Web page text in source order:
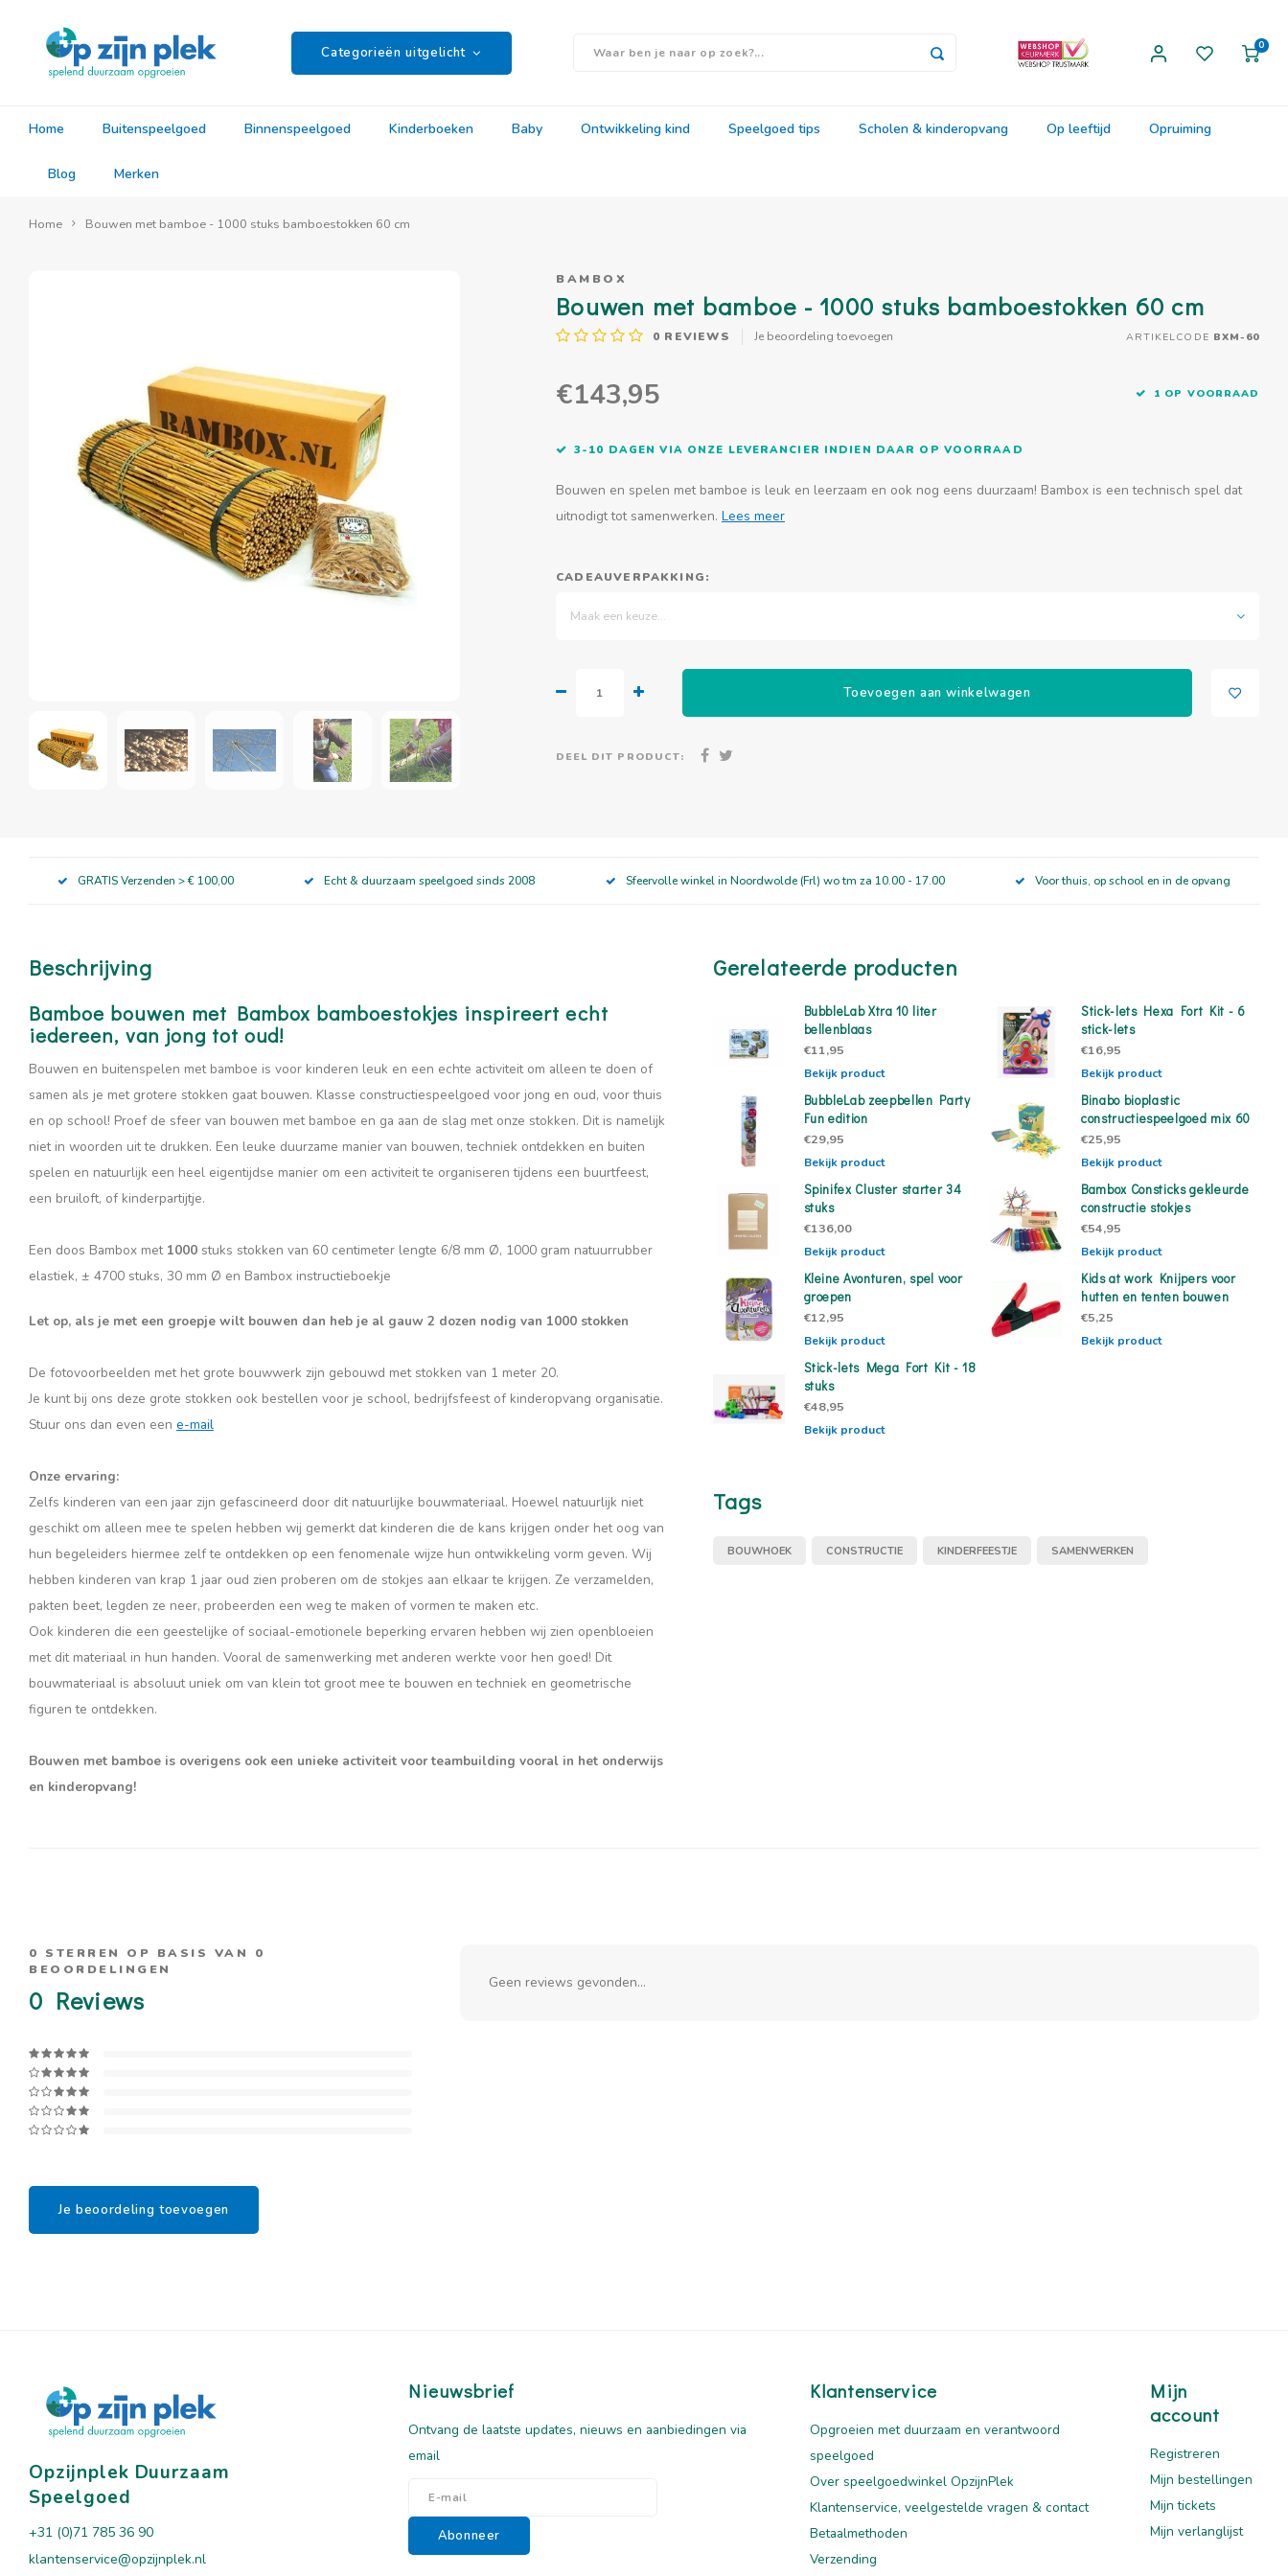
Categorieën uitgelicht 0
Home Buitenspeelgoed Binnenspeelgoed Kinderboeken Baby Ontwikkeling kind Speelgoed tips Scholen & kinderopvang Op leeftijd Opruiming
Blog Merken
Home Bouwen met bamboe - 1000 stuks bamboestokken 60 cm
BAMBOX
Bouwen met bamboe - 1000 stuks bamboestokken 60 cm
0 REVIEWS Je beoordeling toevoegen ARTIKELCODE BXM-60
€143,95 1 OP VOORRAAD
3-10 DAGEN VIA ONZE LEVERANCIER INDIEN DAAR OP VOORRAAD
Bouwen en spelen met bamboe is leuk en leerzaam en ook nog eens duurzaam! Bambox is een technisch spel dat
uitnodigt tot samenwerken. Lees meer
CADEAUVERPAKKING:
Maak een keuze...
Toevoegen aan winkelwagen
DEEL DIT PRODUCT:
GRATIS Verzenden > € 100,00 Echt & duurzaam speelgoed sinds 2008 Sfeervolle winkel in Noordwolde (Frl) wo tm za 10.00 - 17.00 Voor thuis, op school en in de opvang
Beschrijving
Bamboe bouwen met Bambox bamboestokjes inspireert echt
iedereen, van jong tot oud!
Bouwen en buitenspelen met bamboe is voor kinderen leuk en een echte activiteit om alleen te doen of
samen als je met grotere stokken gaat bouwen. Klasse constructiespeelgoed voor jong en oud, voor thuis
en op school! Proef de sfeer van bouwen met bamboe en ga aan de slag met onze stokken. Dit is namelijk
niet in woorden uit te drukken. Een leuke duurzame manier van bouwen, techniek ontdekken en buiten
spelen en natuurlijk een heel eigentijdse manier om een activiteit te organiseren tijdens een buurtfeest,
een bruiloft, of kinderpartijtje.
Een doos Bambox met 1000 stuks stokken van 60 centimeter lengte 6/8 mm Ø, 1000 gram natuurrubber
elastiek, ± 4700 stuks, 30 mm Ø en Bambox instructieboekje
Let op, als je met een groepje wilt bouwen dan heb je al gauw 2 dozen nodig van 1000 stokken
De fotovoorbeelden met het grote bouwwerk zijn gebouwd met stokken van 1 meter 20.
Je kunt bij ons deze grote stokken ook bestellen voor je school, bedrijfsfeest of kinderopvang organisatie.
Stuur ons dan even een e-mail
Onze ervaring:
Zelfs kinderen van een jaar zijn gefascineerd door dit natuurlijke bouwmateriaal. Hoewel natuurlijk niet
geschikt om alleen mee te spelen hebben wij gemerkt dat kinderen die de kans krijgen onder het oog van
hun begeleiders hiermee zelf te ontdekken op een fenomenale wijze hun ontwikkeling vorm geven. Wij
hebben kinderen van krap 1 jaar oud zien proberen om de stokjes aan elkaar te krijgen. Ze verzamelden,
pakten beet, legden ze neer, probeerden een weg te maken of vormen te maken etc.
Ook kinderen die een geestelijke of sociaal-emotionele beperking ervaren hebben wij zien openbloeien
met dit materiaal in hun handen. Vooral de samenwerking met anderen werkte voor hen goed! Dit
bouwmateriaal is absoluut uniek om van klein tot groot mee te bouwen en techniek en geometrische
figuren te ontdekken.
Bouwen met bamboe is overigens ook een unieke activiteit voor teambuilding vooral in het onderwijs
en kinderopvang!
Gerelateerde producten
BubbleLab Xtra 10 liter
bellenblaas
€11,95
Bekijk product
Stick-lets Hexa Fort Kit - 6
stick-lets
€16,95
Bekijk product
BubbleLab zeepbellen Party
Fun edition
€29,95
Bekijk product
Binabo bioplastic
constructiespeelgoed mix 60
€25,95
Bekijk product
Spinifex Cluster starter 34
stuks
€136,00
Bekijk product
Bambox Consticks gekleurde
constructie stokjes
€54,95
Bekijk product
Kleine Avonturen, spel voor
groepen
€12,95
Bekijk product
Kids at work Knijpers voor
hutten en tenten bouwen
€5,25
Bekijk product
Stick-lets Mega Fort Kit - 18
stuks
€48,95
Bekijk product
Tags
BOUWHOEK CONSTRUCTIE KINDERFEESTJE SAMENWERKEN
0 STERREN OP BASIS VAN 0
BEOORDELINGEN
0 Reviews
Je beoordeling toevoegen
Geen reviews gevonden...
Opzijnplek Duurzaam
Speelgoed
+31 (0)71 785 36 90
klantenservice@opzijnplek.nl
Nieuwsbrief
Ontvang de laatste updates, nieuws en aanbiedingen via
email
Abonneer
Klantenservice
Opgroeien met duurzaam en verantwoord
speelgoed
Over speelgoedwinkel OpzijnPlek
Klantenservice, veelgestelde vragen & contact
Betaalmethoden
Verzending
Mijn
account
Registreren
Mijn bestellingen
Mijn tickets
Mijn verlanglijst